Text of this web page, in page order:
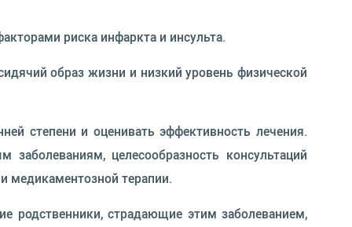
риска инфаркта и инсульта.
образ жизни и низкий уровень физической
степени и оценивать эффективность лечения.
целесообразность консультаций
медикаментозной терапии.
родственники, страдающие этим заболеванием,